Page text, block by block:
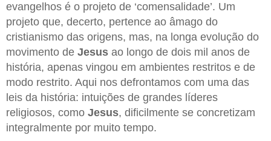
evangelhos é o projeto de ‘comensalidade’. Um
projeto que, decerto, pertence ao âmago do
cristianismo das origens, mas, na longa evolução do
movimento de Jesus ao longo de dois mil anos de
história, apenas vingou em ambientes restritos e de
modo restrito. Aqui nos defrontamos com uma das
leis da história: intuições de grandes líderes
religiosos, como Jesus, dificilmente se concretizam
integralmente por muito tempo.